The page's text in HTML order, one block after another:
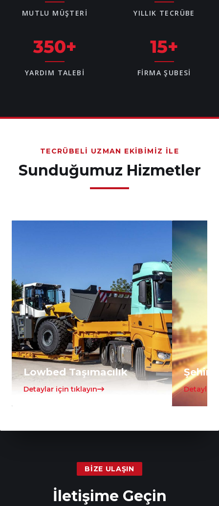
MUTLU MÜŞTERI YILLIK TECRÜBE
350+
YARDIM TALEBI
15+
FIRMA ŞUBESI
TECRÜBELI UZMAN EKIBIMIZ İLE
Sunduğumuz Hizmetler
Lowbed Taşımacılık
Detaylar için tıklayın Detaylar
BIZE ULAŞIN
İletişime Geçin